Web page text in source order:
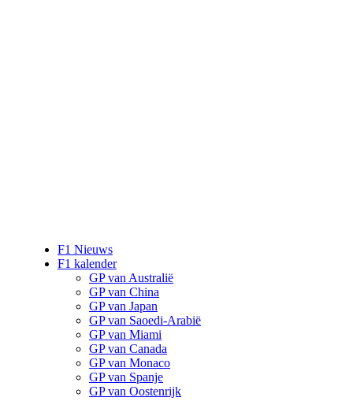
F1 Nieuws
F1 kalender
GP van Australië
GP van China
GP van Japan
GP van Saoedi-Arabië
GP van Miami
GP van Canada
GP van Monaco
GP van Spanje
GP van Oostenrijk